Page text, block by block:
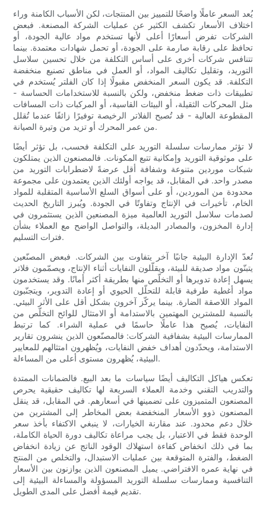
يُعد السعر عاملًا واضحًا للتمييز بين المنتجات، لكن الأسباب الكامنة وراء
اختلاف الأسعار تكشف الكثير عن عمليات الشركة المصنعة. فبعض
الشركات تفرض أسعارًا أعلى لأنها تستخدم مواد عالية الجودة، أو
تحافظ على رقابة صارمة على الجودة، أو تحمل شهادات معتمدة. بينما
تتنافس شركات أخرى على أساس التكلفة من خلال تحسين سلاسل
التوريد، وتقليل تكاليف المواد، أو العمل في مناطق تصنيع منخفضة
التكلفة. قد يكون السعر المنخفض مقبولًا إذا كان الفلتر يُستخدم في
تطبيقات ذات ضغط منخفض، ولكن بالنسبة للاستخدامات الحساسة -
مثل المحركات الثقيلة، أو البيئات القاسية، أو المركبات ذات المسافات
المقطوعة العالية - قد تُصبح الفلاتر الرخيصة توفيرًا زائفًا عندما تُقلل
من عمر المحرك أو تزيد من وتيرة الصيانة.
لا تؤثر ممارسات سلسلة التوريد على التكلفة فحسب، بل تؤثر أيضًا
على موثوقية التوريد وإمكانية تتبع المكونات. فالمصنعون الذين يمتلكون
شبكات موردين متنوعة وشفافة أقل عرضةً لاضطرابات التوريد من
مصدر واحد. في المقابل، قد يواجه أولئك الذين يعتمدون على مجموعة
محدودة من الموردين، أو على أسواق السلع الأساسية المتقلبة للمواد
الخام، تأخيرات في الإنتاج وتفاوتًا في الجودة. ويُبرز التاريخ الحديث
لصدمات سلاسل التوريد العالمية ميزة المصنعين الذين يستثمرون في
إدارة المخزون، والمصادر البديلة، والتواصل الواضح مع العملاء بشأن
فترات التسليم.
تُعدّ الإدارة البيئية جانبًا آخر يتفاوت بين الشركات. فبعض المصنّعين
يتبنّون مواد صديقة للبيئة، ويقلّلون النفايات أثناء الإنتاج، ويصمّمون فلاتر
يسهل إعادة تدويرها أو التخلّص منها بطريقة أكثر أمانًا. وقد يستخدمون
مواد أغطية طرفية قابلة للتحلّل الحيوي أو إعادة التدوير، ويتجنّبون
المواد اللاصقة الضارة. بينما يركّز آخرون بشكل أقل على الأثر البيئي.
بالنسبة للمشترين المهتمين بالاستدامة أو الامتثال للوائح التخلّص من
النفايات، يُصبح هذا عاملًا حاسمًا في عملية الشراء. كما ترتبط
الممارسات البيئية بشفافية الشركات: فالمصنّعون الذين ينشرون تقارير
الاستدامة، ويحدّدون أهداف خفض النفايات، ويُظهرون امتثالهم للمعايير
البيئية، يُظهرون مستوى أعلى من المساءلة.
تعكس هياكل التكاليف أيضًا سياسات ما بعد البيع. فالضمانات الممتدة
والتدريب التقني وخدمة العملاء السريعة لها تكاليف حقيقية يحرص
المصنعون المتميزون على تضمينها في أسعارهم. في المقابل، قد ينقل
المصنعون ذوو الأسعار المنخفضة بعض المخاطر إلى المشترين من
خلال دعم محدود. عند مقارنة الخيارات، لا ينبغي الاكتفاء بأخذ سعر
الوحدة فقط في الاعتبار، بل يجب مراعاة تكاليف دورة الحياة الكاملة،
بما في ذلك انخفاض كفاءة استهلاك الوقود الناتج عن زيادة انخفاض
الضغط، والفترة المتوقعة بين عمليات الاستبدال، والتخلص من المنتج
في نهاية عمره الافتراضي. يميل المصنعون الذين يوازنون بين الأسعار
التنافسية وممارسات سلسلة التوريد المسؤولة والمساءلة البيئية إلى
تقديم قيمة أفضل على المدى الطويل.